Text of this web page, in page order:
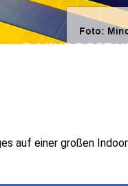
auf einer großen